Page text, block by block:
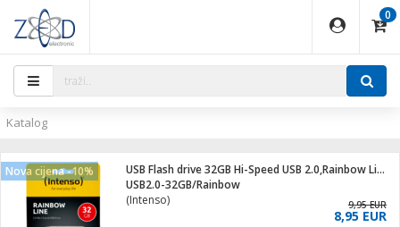
0
pribor
/ G4
svjetla
- Analogija
- IP
Katalog
Nova cijena -10%
USB Flash drive 32GB Hi-Speed USB 2.0,Rainbow Line,TRANSP.
USB2.0-32GB/Rainbow
(Intenso)
9,95 EUR
8,95 EUR